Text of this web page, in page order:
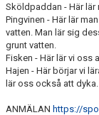
Sköldpaddan - Här lär
Pingvinen - Här lär
vatten. Man lär sig
grunt vatten.
Fisken - Här lär vi oss
Hajen - Här börjar vi
lär oss också att dyka.
ANMÄLAN https://